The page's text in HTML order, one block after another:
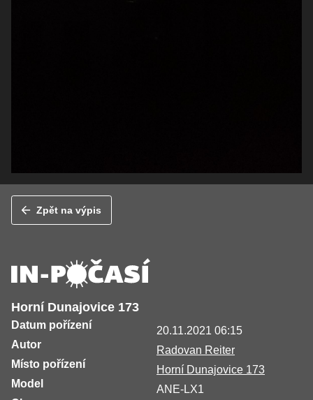
Zpět na výpis
Horní Dunajovice 173
Datum pořízení
20.11.2021 06:15
Autor
Radovan Reiter
Místo pořízení
Horní Dunajovice 173
Model
ANE-LX1